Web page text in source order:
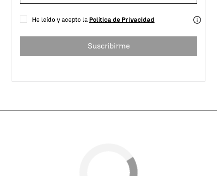
He leído y acepto la Política de Privacidad
Suscribirme